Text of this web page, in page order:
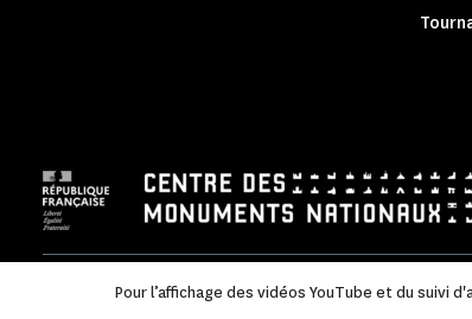
Mentions légales | Politique de confidentialité |
Pour l’affichage des vidéos YouTube et du